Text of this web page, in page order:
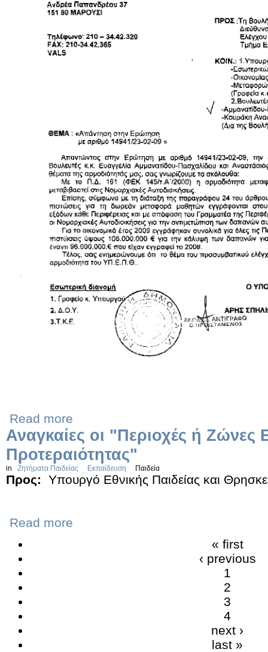
Read more
Αναγκαίες οι "Περιοχές ή Ζώνες
Προτεραιότητας"
in Ζητήματα Παιδείας Εκπαίδευση Παιδεία
Προς: Υπουργό Εθνικής Παιδείας και
Read more
« first
‹ previous
1
2
3
4
next ›
last »